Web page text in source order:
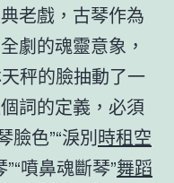
老戲，古琴作為
劇的魂靈意象，
秤的臉抽動了一
詞的定義，必須
臉色”“淚別時租空
噴鼻魂斷琴”舞蹈